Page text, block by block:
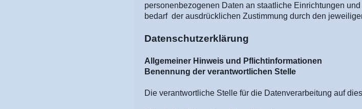
personenbezogenen Daten an staatliche Einrichtungen
bedarf der ausdrücklichen Zustimmung durch den
Datenschutzerklärung
Allgemeiner Hinweis und Pflichtinformationen
Benennung der verantwortlichen Stelle
Die verantwortliche Stelle für die Datenverarbeitung auf